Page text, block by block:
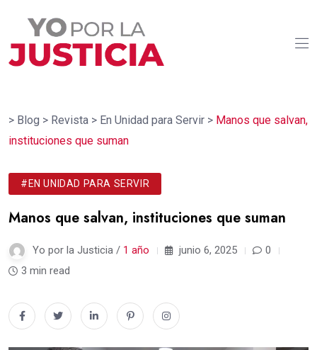
> Blog > Revista > En Unidad para Servir > Manos que salvan,
instituciones que suman
#EN UNIDAD PARA SERVIR
Manos que salvan, instituciones que suman
Yo por la Justicia / 1 año junio 6, 2025
0
3 min read